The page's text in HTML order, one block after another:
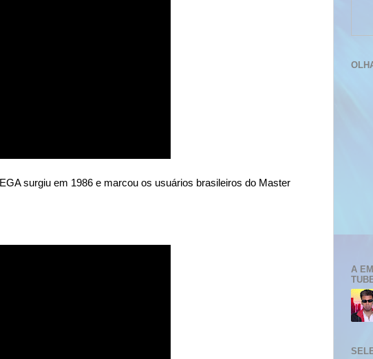
surgiu em 1986 e marcou os usuários brasileiros do Master
A